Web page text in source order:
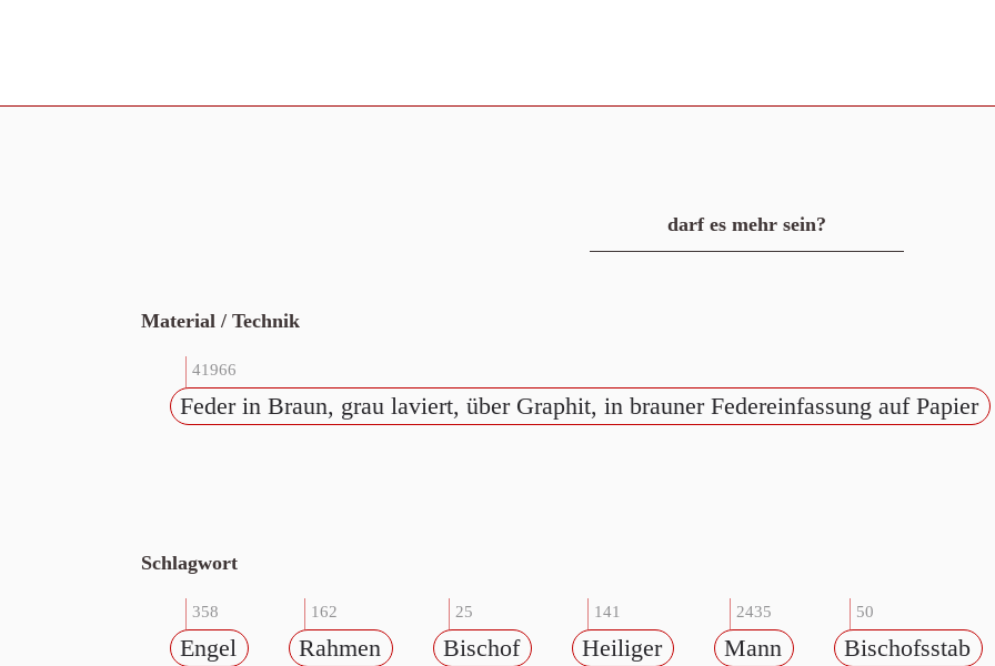
darf es mehr sein?
Material / Technik
41966
Feder in Braun, grau laviert, über Graphit, in brauner Federeinfassung auf Papier
Schlagwort
358
Engel
162
Rahmen
25
Bischof
141
Heiliger
2435
Mann
50
Bischofsstab